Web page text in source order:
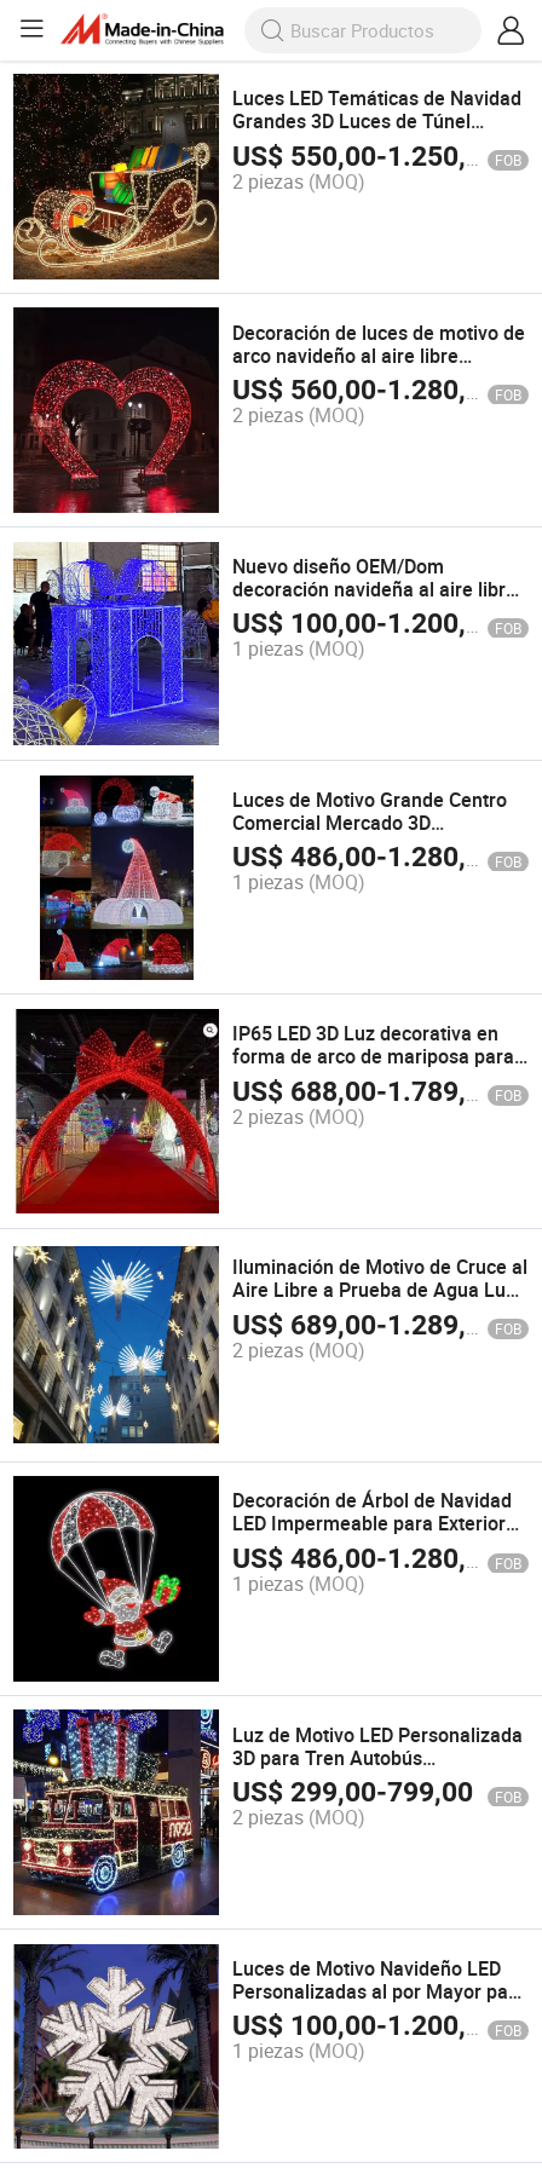
Luces LED Temáticas de Navidad
Grandes 3D Luces de Túnel
Decorar el Motivo del Arco
US$ 550,00-1.250,00 FOB
2 piezas (MOQ)
Decoración de luces de motivo de
arco navideño al aire libre
personalizado 3D escultura de
arco elegante
US$ 560,00-1.280,00 FOB
2 piezas (MOQ)
Nuevo diseño OEM/Dom
decoración navideña al aire libre
figura de caja de regalo con luces
LED multicolor
US$ 100,00-1.200,00 FOB
1 piezas (MOQ)
Luces de Motivo Grande Centro
Comercial Mercado 3D
Decoración LED Exterior de Oso
de Peluche
US$486,00-1.280,00 FOB
1 piezas (MOQ)
IP65 LED 3D Luz decorativa en
forma de arco de mariposa para
decoración de jardín en Navidad y
Halloween
US$ 688,00-1.789,00 FOB
2 piezas (MOQ)
Iluminación de Motivo de Cruce al
Aire Libre a Prueba de Agua Luz
Nocturna Decoración de Calle 3D
Luces
US$ 689,00-1.289,00 FOB
2 piezas (MOQ)
Decoración de Árbol de Navidad
LED Impermeable para Exterior
Cuerda 2D 3D Luz con Motivo de
Campana
US$486,00-1.280,00 FOB
1 piezas (MOQ)
Luz de Motivo LED Personalizada
3D para Tren Autobús
Impermeable IP65 para
Decoración Exterior de Navidad
Halloween Festival para Centro
US$299,00-799,00 FOB
2 piezas (MOQ)
Luces de Motivo Navideño LED
Personalizadas al por Mayor para
Decoración Exterior 2D Copo de
Nieve a Través de la Calle
US$ 100,00-1.200,00 FOB
1 piezas (MOQ)